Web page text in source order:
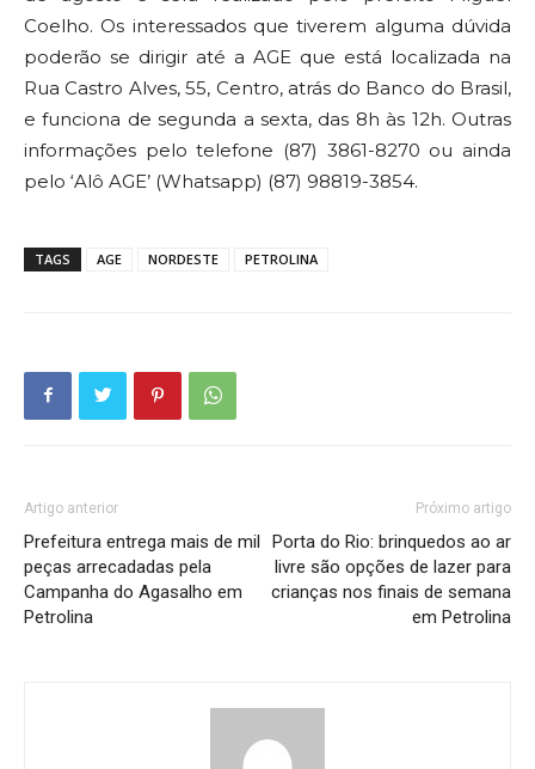
Coelho. Os interessados que tiverem alguma dúvida
poderão se dirigir até a AGE que está localizada na
Rua Castro Alves, 55, Centro, atrás do Banco do Brasil,
e funciona de segunda a sexta, das 8h às 12h. Outras
informações pelo telefone (87) 3861-8270 ou ainda
pelo ‘Alô AGE’ (Whatsapp) (87) 98819-3854.
TAGS AGE NORDESTE PETROLINA
Artigo anterior
Prefeitura entrega mais de mil
peças arrecadadas pela
Campanha do Agasalho em
Petrolina
Próximo artigo
Porta do Rio: brinquedos ao ar
livre são opções de lazer para
crianças nos finais de semana
em Petrolina